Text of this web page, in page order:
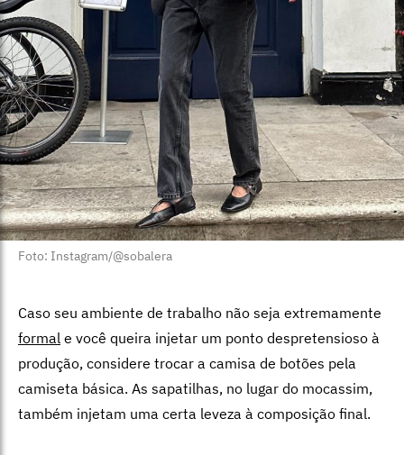
Foto: Instagram/@sobalera
Caso seu ambiente de trabalho não seja extremamente
formal e você queira injetar um ponto despretensioso à
produção, considere trocar a camisa de botões pela
camiseta básica. As sapatilhas, no lugar do mocassim,
também injetam uma certa leveza à composição final.